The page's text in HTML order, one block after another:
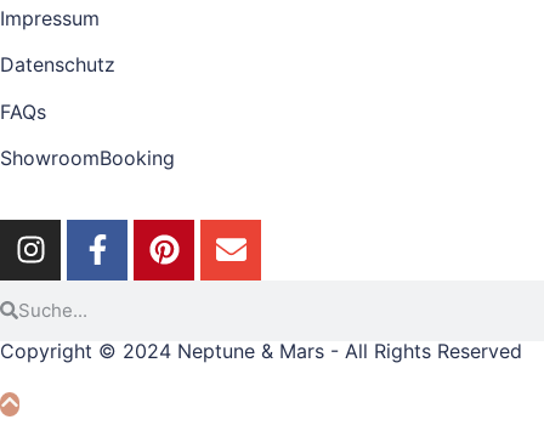
Impressum
Datenschutz
FAQs
ShowroomBooking
Copyright © 2024 Neptune & Mars - All Rights Reserved